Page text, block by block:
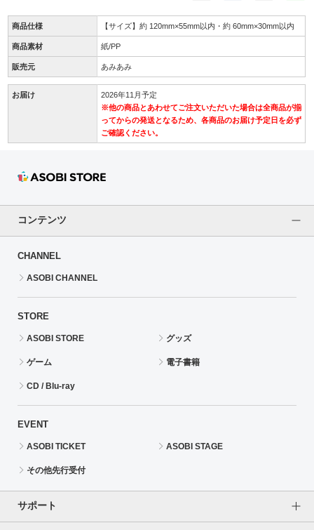
商品仕様 【サイズ】約 120mm×55mm以内・約 60mm×30mm以内
商品素材 紙/PP
販売元 あみあみ
お届け
2026年11月予定
※他の商品とあわせてご注文いただいた場合は全商品が揃
ってからの発送となるため、各商品のお届け予定日を必ず
ご確認ください。
コンテンツ
CHANNEL
ASOBI CHANNEL
STORE
ASOBI STORE グッズ
ゲーム 電子書籍
CD / Blu-ray
EVENT
ASOBI TICKET ASOBI STAGE
その他先行受付
サポート